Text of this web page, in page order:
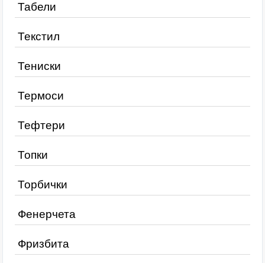
Табели
Текстил
Тениски
Термоси
Тефтери
Топки
Торбички
Фенерчета
Фризбита